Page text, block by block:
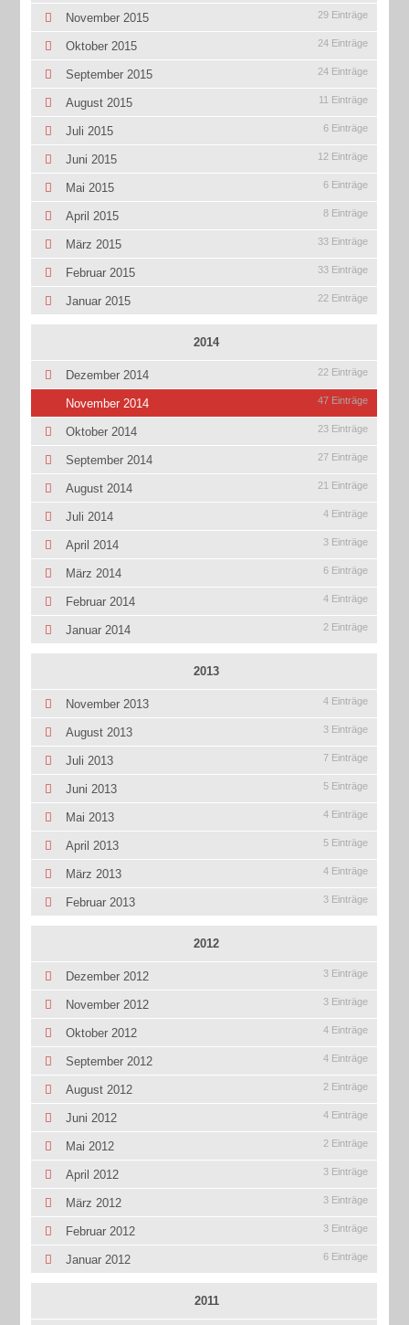
November 2015 29 Einträge
Oktober 2015 24 Einträge
September 2015 24 Einträge
August 2015 11 Einträge
Juli 2015 6 Einträge
Juni 2015 12 Einträge
Mai 2015 6 Einträge
April 2015 8 Einträge
März 2015 33 Einträge
Februar 2015 33 Einträge
Januar 2015 22 Einträge
2014
Dezember 2014 22 Einträge
November 2014 47 Einträge
Oktober 2014 23 Einträge
September 2014 27 Einträge
August 2014 21 Einträge
Juli 2014 4 Einträge
April 2014 3 Einträge
März 2014 6 Einträge
Februar 2014 4 Einträge
Januar 2014 2 Einträge
2013
November 2013 4 Einträge
August 2013 3 Einträge
Juli 2013 7 Einträge
Juni 2013 5 Einträge
Mai 2013 4 Einträge
April 2013 5 Einträge
März 2013 4 Einträge
Februar 2013 3 Einträge
2012
Dezember 2012 3 Einträge
November 2012 3 Einträge
Oktober 2012 4 Einträge
September 2012 4 Einträge
August 2012 2 Einträge
Juni 2012 4 Einträge
Mai 2012 2 Einträge
April 2012 3 Einträge
März 2012 3 Einträge
Februar 2012 3 Einträge
Januar 2012 6 Einträge
2011